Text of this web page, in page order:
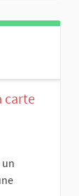
carte
un